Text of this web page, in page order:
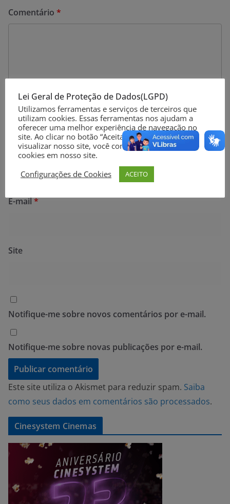
Comentário *
Nome*
E-mail*
Site
Notifique-me sobre novos comentários por e-mail.
Notifique-me sobre novas publicações por e-mail.
Este site utiliza o Akismet para reduzir spam. Saiba
como seus dados em comentários são processados.
Cinesystem Cinemas
Lei Geral de Proteção de Dados(LGPD)
Utilizamos ferramentas e serviços de terceiros que
utilizam cookies. Essas ferramentas nos ajudam a
oferecer uma melhor experiência de navegação no
site. Ao clicar no botão “Aceitar” ou continuar a
visualizar nosso site, você concorda com o uso de
cookies em nosso site.
Configurações de Cookies
ACEITO